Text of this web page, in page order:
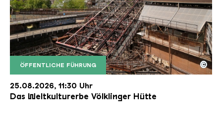
ÖFFENTLICHE FÜHRUNG
Der Erzschrägaufzug der Völklinger Hütte mit
Copyright: Weltkulturerbe Völklinger Hütte | Karl
©
25.08.2026, 11:30 Uhr
Das Weltkulturerbe Völklinger Hütte